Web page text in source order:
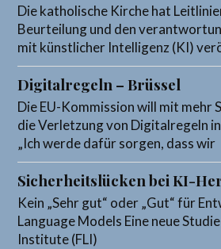
Die katholische Kirche hat
Beurteilung und den
mit künstlicher Intelligenz (KI)
Digitalregeln – Brüssel
Die EU-Kommission will mit mehr
die Verletzung von Digitalregeln
„Ich werde dafür sorgen, dass wir
Sicherheitslücken bei KI-
Kein „Sehr gut“ oder „Gut“ für
Language Models Eine neue
Institute (FLI)